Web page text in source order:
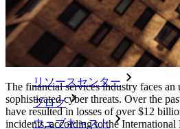
リソース
リソースライブラリー
リソースセンター
ブログ
ウェブキャスト
The financial services industry faces an
sophisticated cyber threats. Over the
have resulted in losses of over $12
incidents, according to the